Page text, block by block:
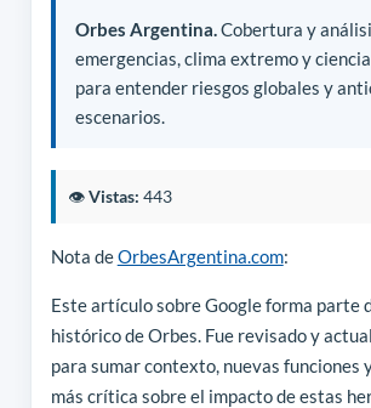
Orbes Argentina.Cobertura y
emergencias, clima extremo y
para entender riesgos globales y
escenarios.
👁️Vistas: 443
Nota deOrbesArgentina.com:
Este artículo sobre Google forma parte
histórico de Orbes. Fue revisado y
para sumar contexto, nuevas funciones
más crítica sobre el impacto de estas